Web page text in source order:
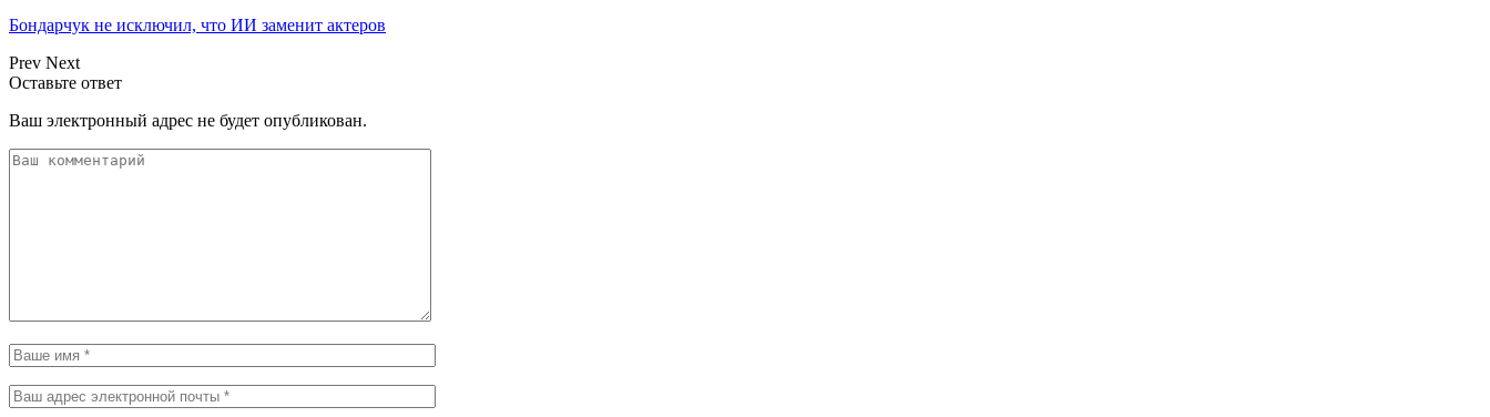
Бондарчук не исключил, что ИИ заменит актеров
Prev Next
Оставьте ответ
Ваш электронный адрес не будет опубликован.